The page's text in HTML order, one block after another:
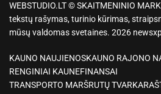
WEBSTUDIO.LT © SKAITMENINIO
tekstų rašymas, turinio kūrimas,
mūsų valdomas svetaines. 2026
KAUNO NAUJIENOSKAUNO RAJONO
RENGINIAI KAUNEFINANSAI
TRANSPORTO MARŠRUTŲ